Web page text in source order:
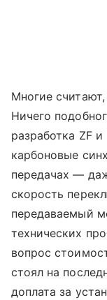
Многие
Ничего
разработка ZF
карбоновые
передачах —
скорость
передаваемый
технических
вопрос
стоял на
доплата за